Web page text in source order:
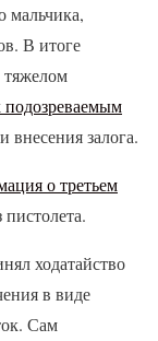
мальчика,
В итоге
подозреваемым
внесения залога.
о третьем
ходатайство
в виде
Сам